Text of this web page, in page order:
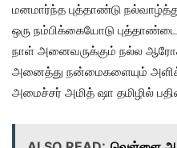
மனமார்ந்த புத்தாண்டு
ஒரு நம்பிக்கையோடு
நாள் அனைவருக்கும் நல்ல
அனைத்து நன்மைகளையும்
அமைச்சர் அமித் ஷா தமிழில்